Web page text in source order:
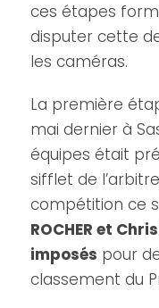
ces étapes
disputer cette
les caméras.
La première
mai dernier à
équipes était
sifflet de
compétition ce
ROCHER et
imposés pour
classement du